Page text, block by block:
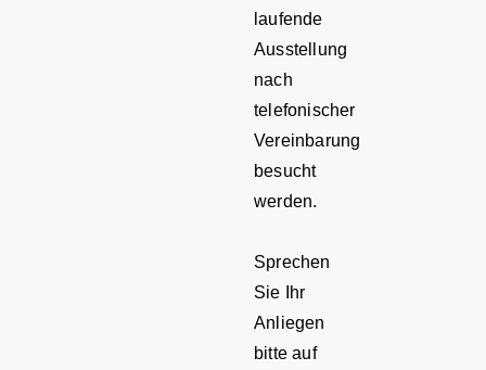
laufende
Ausstellung
nach
telefonischer
Vereinbarung
besucht
werden.
Sprechen
Sie Ihr
Anliegen
bitte auf